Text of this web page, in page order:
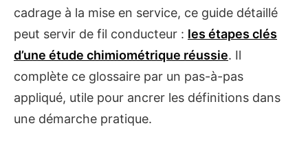
cadrage à la mise en service, ce guide détaillé
peut servir de fil conducteur : les étapes clés
d’une étude chimiométrique réussie. Il
complète ce glossaire par un pas-à-pas
appliqué, utile pour ancrer les définitions dans
une démarche pratique.